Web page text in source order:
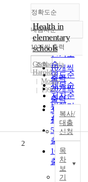
정확도순
정확도
순
인기도
순
연도순
제목순
저자순
발행기
관순
내림차순
내림차순
10개씩 출력
10개씩
출력
20개씩
출력
30개씩
출력
50개씩
출력
100개씩
출력
조회
Health in
elementary
schools
Cornacchia,
Harold J
Mosby
1996
복사/
대출
신청
목
차
보
기
2